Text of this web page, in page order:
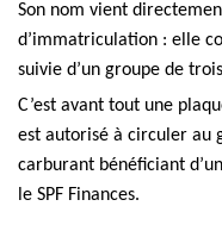
Son nom vient
d’immatriculation : elle
suivie d’un groupe de
C’est avant tout une
est autorisé à circuler au
carburant bénéficiant
le SPF Finances.